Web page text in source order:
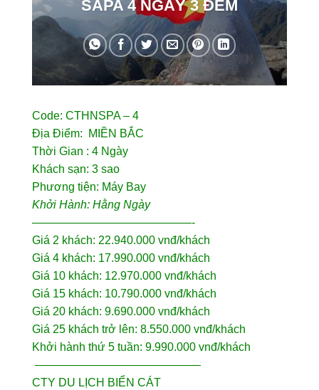
SAPA 4 NGÀY 3 ĐÊM
Code: CTHNSPA – 4
Địa Điểm: MIỀN BẮC
Thời Gian : 4 Ngày
Khách sạn: 3 sao
Phương tiện: Máy Bay
Khởi Hành: Hằng Ngày
——————————————-
Giá 2 khách: 22.940.000 vnđ/khách
Giá 4 khách: 17.990.000 vnđ/khách
Giá 10 khách: 12.970.000 vnđ/khách
Giá 15 khách: 10.790.000 vnđ/khách
Giá 20 khách: 9.690.000 vnđ/khách
Giá 25 khách trở lên: 8.550.000 vnđ/khách
Khởi hành thứ 5 tuần: 9.990.000 vnđ/khách
——————————————–
CTY DU LỊCH BIỂN CÁT